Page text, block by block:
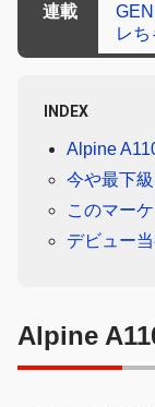
連載
レち
INDEX
Alpine
今や最下
このマー
デビュー
Alpine